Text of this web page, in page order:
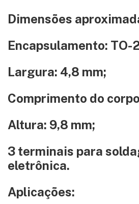
Dimensões
Encapsulamento: TO-
Largura: 4,8 mm;
Comprimento do
Altura: 9,8 mm;
3 terminais para
eletrônica.
Aplicações: